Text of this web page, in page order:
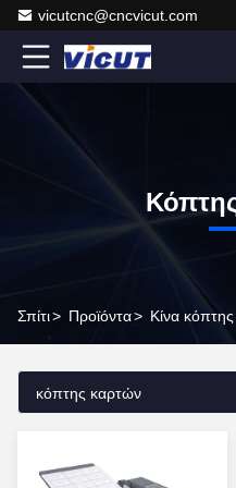
vicutcnc@cncvicut.com
Σπίτι> Προϊόντα> Κίνα
κόπτης καρτών